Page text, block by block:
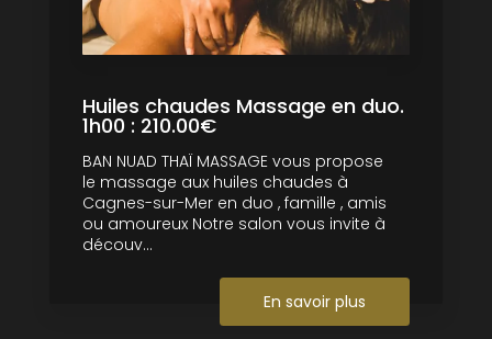
Huiles chaudes Massage en duo.
1h00 : 210.00€
BAN NUAD THAÏ MASSAGE vous propose
le massage aux huiles chaudes à
Cagnes-sur-Mer en duo , famille , amis
ou amoureux Notre salon vous invite à
découv...
En savoir plus